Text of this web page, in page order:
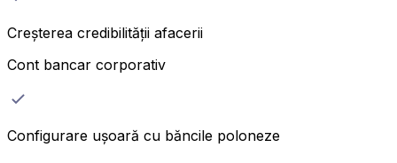
Creșterea credibilității afacerii
Cont bancar corporativ
Configurare ușoară cu băncile poloneze